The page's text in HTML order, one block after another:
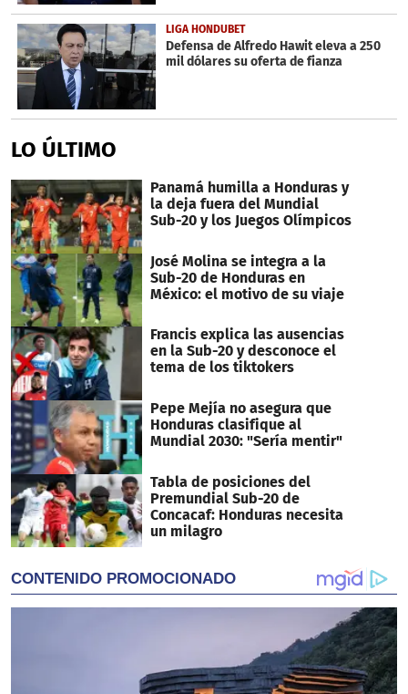
LIGA HONDUBET
Defensa de Alfredo Hawit eleva a 250
mil dólares su oferta de fianza
LO ÚLTIMO
Panamá humilla a Honduras y
la deja fuera del Mundial
Sub-20 y los Juegos Olímpicos
José Molina se integra a la
Sub-20 de Honduras en
México: el motivo de su viaje
Francis explica las ausencias
en la Sub-20 y desconoce el
tema de los tiktokers
Pepe Mejía no asegura que
Honduras clasifique al
Mundial 2030: "Sería mentir"
Tabla de posiciones del
Premundial Sub-20 de
Concacaf: Honduras necesita
un milagro